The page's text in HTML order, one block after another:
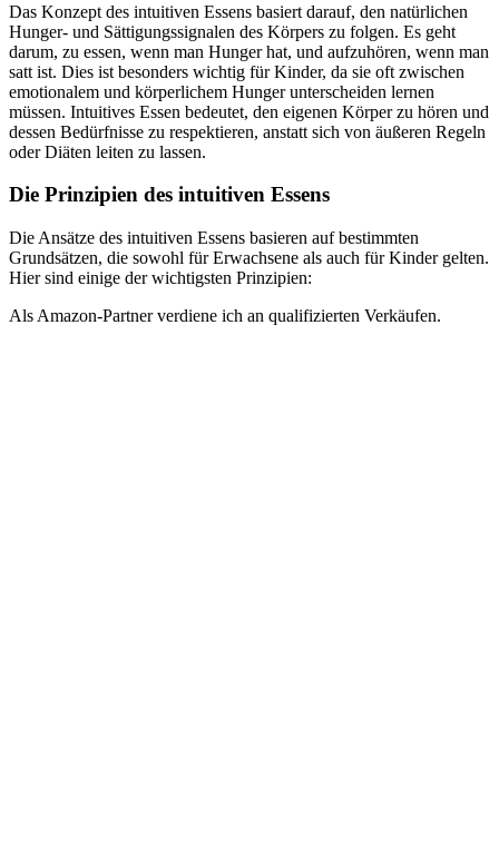
Das Konzept des intuitiven Essens basiert darauf, den natürlichen
Hunger- und Sättigungssignalen des Körpers zu folgen. Es geht
darum, zu essen, wenn man Hunger hat, und aufzuhören, wenn man
satt ist. Dies ist besonders wichtig für Kinder, da sie oft zwischen
emotionalem und körperlichem Hunger unterscheiden lernen
müssen. Intuitives Essen bedeutet, den eigenen Körper zu hören und
dessen Bedürfnisse zu respektieren, anstatt sich von äußeren Regeln
oder Diäten leiten zu lassen.
Die Prinzipien des intuitiven Essens
Die Ansätze des intuitiven Essens basieren auf bestimmten
Grundsätzen, die sowohl für Erwachsene als auch für Kinder gelten.
Hier sind einige der wichtigsten Prinzipien:
Als Amazon-Partner verdiene ich an qualifizierten Verkäufen.